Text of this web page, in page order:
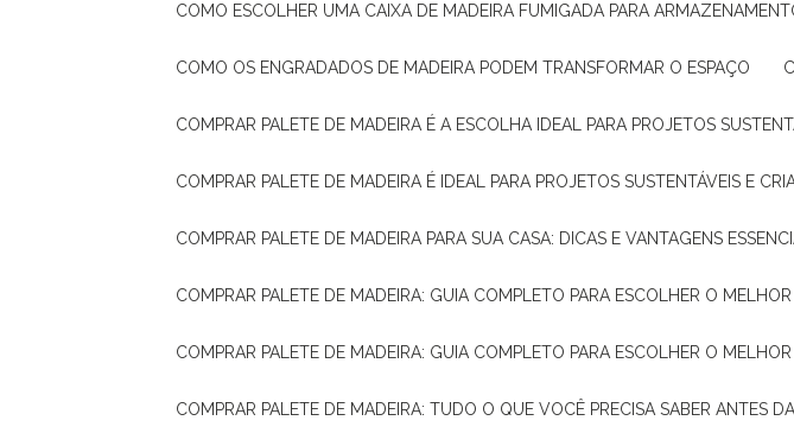
COMO ESCOLHER UMA CAIXA DE MADEIRA FUMIGADA PARA
COMO OS ENGRADADOS DE MADEIRA PODEM TRANSFORMAR O ESPAÇO
COMPRAR PALETE DE MADEIRA É A ESCOLHA IDEAL PARA PROJETOS
COMPRAR PALETE DE MADEIRA É IDEAL PARA PROJETOS SUSTENTÁVEIS E
COMPRAR PALETE DE MADEIRA PARA SUA CASA: DICAS E VANTAGENS
COMPRAR PALETE DE MADEIRA: GUIA COMPLETO PARA ESCOLHER O MELHOR
COMPRAR PALETE DE MADEIRA: GUIA COMPLETO PARA ESCOLHER O
COMPRAR PALETE DE MADEIRA: TUDO O QUE VOCÊ PRECISA SABER ANTES